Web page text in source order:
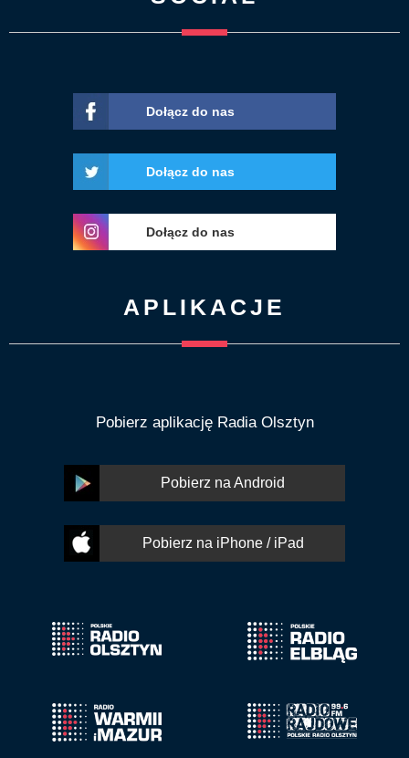
Dołącz do nas
Dołącz do nas
Dołącz do nas
APLIKACJE
Pobierz aplikację Radia Olsztyn
Pobierz na Android
Pobierz na iPhone / iPad